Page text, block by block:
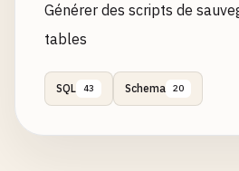
Générer des scripts de
tables
SQL 43 Schema 20